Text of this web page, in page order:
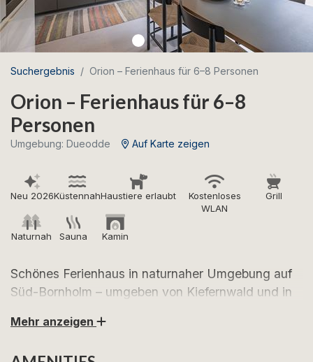
Suchergebnis Orion – Ferienhaus für 6–8 Personen
Orion – Ferienhaus für 6–8
Personen
Umgebung: Dueodde Auf Karte zeigen
Neu 2026KüstennahHaustiere erlaubt
Kostenloses
WLAN
Grill
Naturnah Sauna Kamin
Schönes Ferienhaus in naturnaher Umgebung auf
Süd-Bornholm – umgeben von Kiefernwald und in
Mehr anzeigen